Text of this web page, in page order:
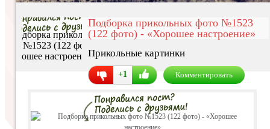
Подборка прикольных фото №1523
(122 фото) - «Хорошее настроение»
Прикольные картинки
+1 Комментировать